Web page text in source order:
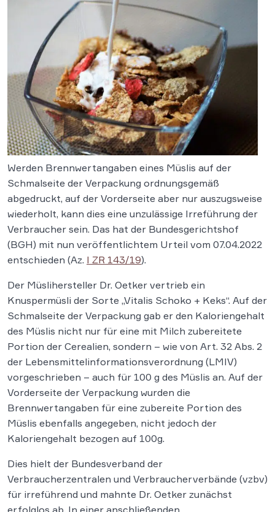
Werden Brennwertangaben eines Müslis auf der
Schmalseite der Verpackung ordnungsgemäß
abgedruckt, auf der Vorderseite aber nur auszugsweise
wiederholt, kann dies eine unzulässige Irreführung der
Verbraucher sein. Das hat der Bundesgerichtshof
(BGH) mit nun veröffentlichtem Urteil vom 07.04.2022
entschieden (Az. I ZR 143/19).
Der Müslihersteller Dr. Oetker vertrieb ein
Knuspermüsli der Sorte „Vitalis Schoko + Keks“. Auf der
Schmalseite der Verpackung gab er den Kaloriengehalt
des Müslis nicht nur für eine mit Milch zubereitete
Portion der Cerealien, sondern – wie von Art. 32 Abs. 2
der Lebensmittelinformationsverordnung (LMIV)
vorgeschrieben – auch für 100 g des Müslis an. Auf der
Vorderseite der Verpackung wurden die
Brennwertangaben für eine zubereite Portion des
Müslis ebenfalls angegeben, nicht jedoch der
Kaloriengehalt bezogen auf 100g.
Dies hielt der Bundesverband der
Verbraucherzentralen und Verbraucherverbände (vzbv)
für irreführend und mahnte Dr. Oetker zunächst
erfolglos ab. In einer anschließenden